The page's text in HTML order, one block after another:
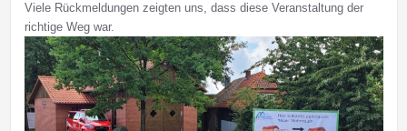
Viele Rückmeldungen zeigten uns, dass diese Veranstaltung der
richtige Weg war.